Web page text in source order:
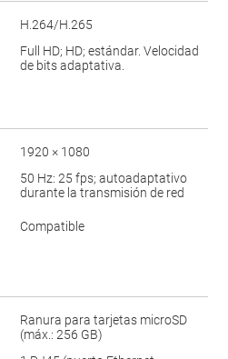
H.264/H.265
Full HD; HD; estándar. Velocidad
de bits adaptativa.
1920 × 1080
50 Hz: 25 fps; autoadaptativo
durante la transmisión de red
Compatible
Ranura para tarjetas microSD
(máx.: 256 GB)